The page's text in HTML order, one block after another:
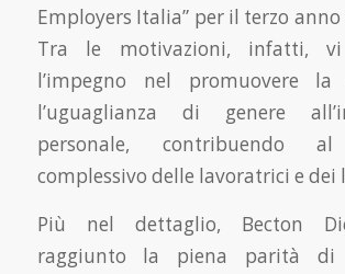
Employers Italia” per il terzo anno
Tra le motivazioni, infatti,
l’impegno nel promuovere
l’uguaglianza di genere
personale, contribuendo al
complessivo delle lavoratrici e dei
Più nel dettaglio, Becton
raggiunto la piena parità di